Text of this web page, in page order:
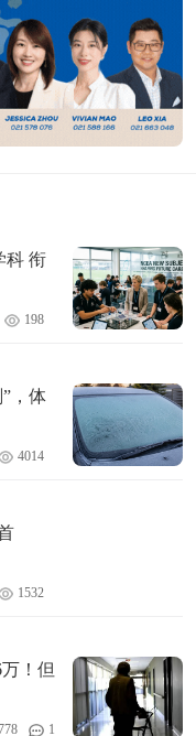
科 衔
198
，体
4014
1532
！但
1